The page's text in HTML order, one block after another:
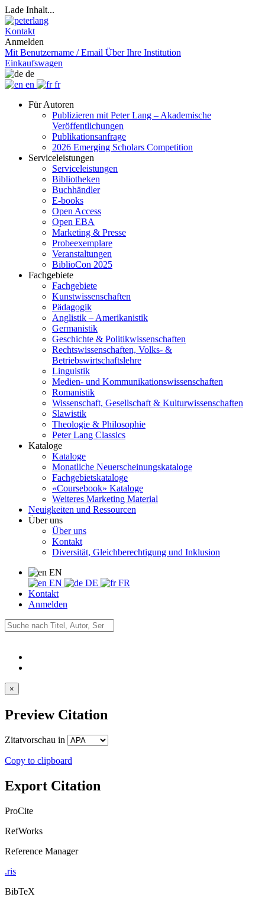
Lade Inhalt...
Kontakt
Anmelden
Mit Benutzername / Email Über Ihre Institution
Einkaufswagen
de
en
fr
Für Autoren
Publizieren mit Peter Lang – Akademische
Veröffentlichungen
Publikationsanfrage
2026 Emerging Scholars Competition
Serviceleistungen
Serviceleistungen
Bibliotheken
Buchhändler
E-books
Open Access
Open EBA
Marketing & Presse
Probeexemplare
Veranstaltungen
BiblioCon 2025
Fachgebiete
Fachgebiete
Kunstwissenschaften
Pädagogik
Anglistik – Amerikanistik
Germanistik
Geschichte & Politikwissenschaften
Rechtswissenschaften, Volks- &
Betriebswirtschaftslehre
Linguistik
Medien- und Kommunikationswissenschaften
Romanistik
Wissenschaft, Gesellschaft & Kulturwissenschaften
Slawistik
Theologie & Philosophie
Peter Lang Classics
Kataloge
Kataloge
Monatliche Neuerscheinungskataloge
Fachgebietskataloge
«Coursebook» Kataloge
Weiteres Marketing Material
Neuigkeiten und Ressourcen
Über uns
Über uns
Kontakt
Diversität, Gleichberechtigung und Inklusion
EN
EN
DE
FR
Kontakt
Anmelden
×
Preview Citation
Zitatvorschau in
Copy to clipboard
Export Citation
ProCite
RefWorks
Reference Manager
.ris
BibTeX